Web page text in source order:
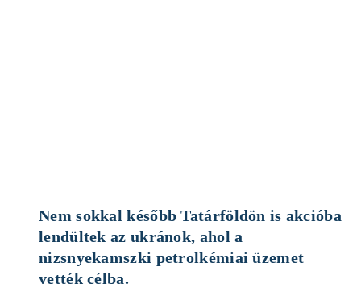
Nem sokkal később Tatárföldön is akcióba
lendültek az ukránok, ahol a
nizsnyekamszki petrolkémiai üzemet
vették célba.